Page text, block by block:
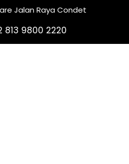
Jalan Raya Condet
813 9800 2220